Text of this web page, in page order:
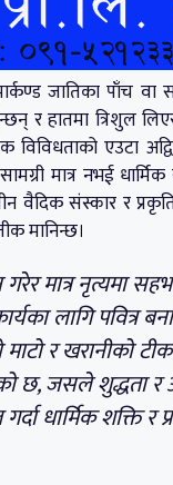
जातिका पाँच
र हातमा त्रिशुल
एउटा
मात्र नभई धार्मिक
वैदिक संस्कार र
मानिन्छ।
मात्र नृत्यमा
लागि पवित्र
र खरानीको
छ, जसले शुद्धता
धार्मिक शक्ति र